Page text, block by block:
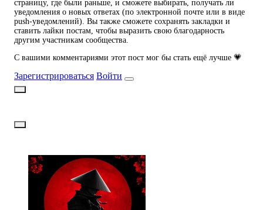
страницу, где были раньше, и сможете выбирать, получать ли
уведомления о новых ответах (по электронной почте или в виде
push-уведомлений). Вы также сможете сохранять закладки и
ставить лайки постам, чтобы выразить свою благодарность
другим участникам сообщества.
С вашими комментариями этот пост мог бы стать ещё лучше 💗
Зарегистрироваться Войти